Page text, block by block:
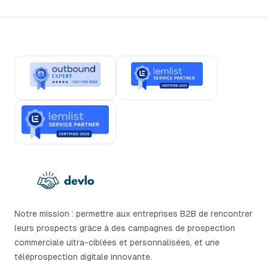
Notre mission : permettre aux entreprises B2B de rencontrer
leurs prospects grâce à des campagnes de prospection
commerciale ultra-ciblées et personnalisées, et une
téléprospection digitale innovante.